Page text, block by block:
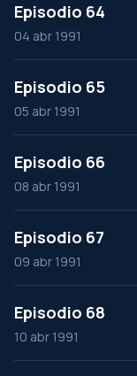
Episodio 64
04 abr 1991
Episodio 65
05 abr 1991
Episodio 66
08 abr 1991
Episodio 67
09 abr 1991
Episodio 68
10 abr 1991